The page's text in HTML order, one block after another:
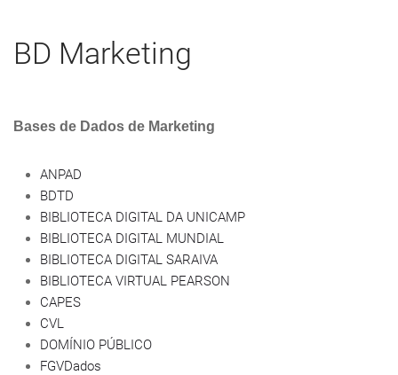
BD Marketing
Bases de Dados de Marketing
ANPAD
BDTD
BIBLIOTECA DIGITAL DA UNICAMP
BIBLIOTECA DIGITAL MUNDIAL
BIBLIOTECA DIGITAL SARAIVA
BIBLIOTECA VIRTUAL PEARSON
CAPES
CVL
DOMÍNIO PÚBLICO
FGVDados